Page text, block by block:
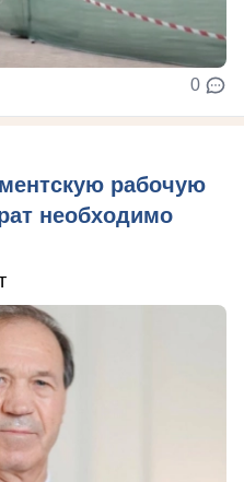
0
рабочую
необходимо